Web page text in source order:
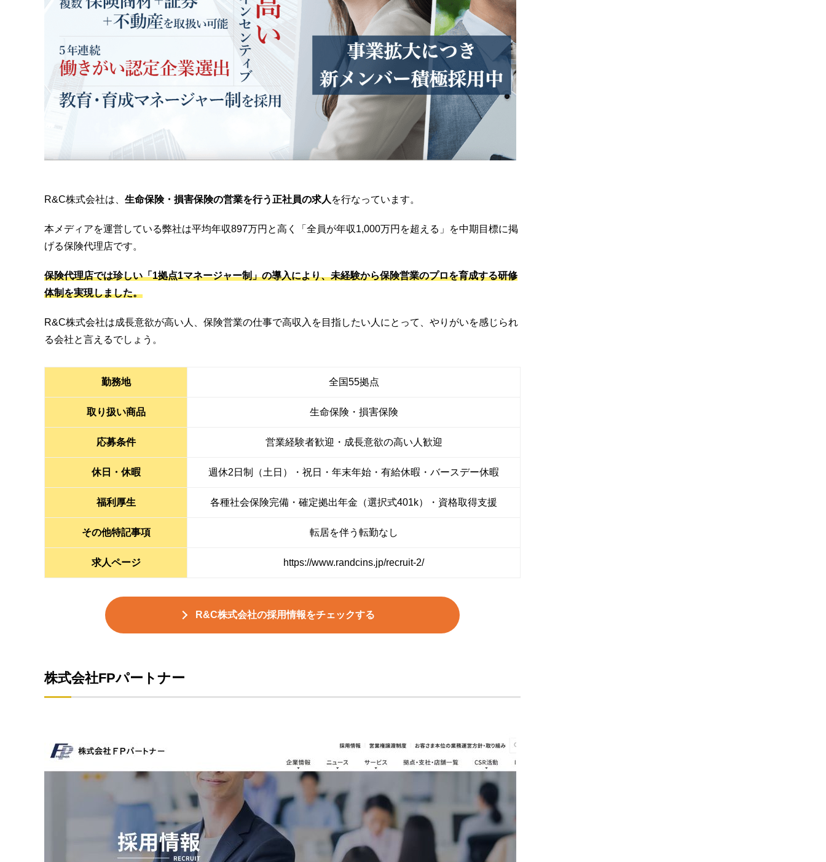
R&C株式会社は、 生命保険・損害保険の営業を行う正社員の求人 を行なっています。
本メディアを運営している弊社は平均年収897万円と高く「全員が年収1,000万円を超える」を中期目標に掲
げる保険代理店です。
保険代理店では珍しい「1拠点1マネージャー制」の導入により、未経験から保険営業のプロを育成する研修
体制を実現しました。
R&C株式会社は成長意欲が高い人、保険営業の仕事で高収入を目指したい人にとって、やりがいを感じられ
る会社と言えるでしょう。
勤務地 全国55拠点
取り扱い商品 生命保険・損害保険
応募条件 営業経験者歓迎・成長意欲の高い人歓迎
休日・休暇 週休2日制（土日）・祝日・年末年始・有給休暇・バースデー休暇
福利厚生 各種社会保険完備・確定拠出年金（選択式401k）・資格取得支援
その他特記事項 転居を伴う転勤なし
求人ページ https://www.randcins.jp/recruit-2/
R&C株式会社の採用情報をチェックする
株式会社FPパートナー